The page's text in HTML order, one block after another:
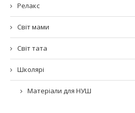
Релакс
Світ мами
Світ тата
Школярі
Матеріали для НУШ